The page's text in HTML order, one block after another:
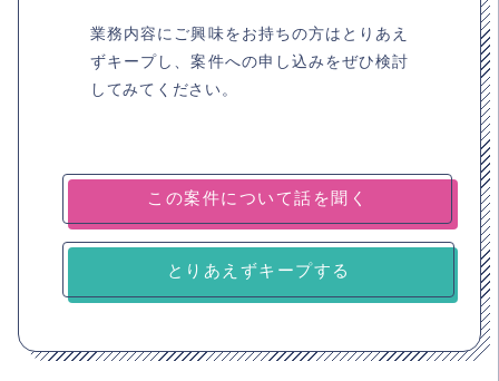
業務内容にご興味をお持ちの方はとりあえ
ずキープし、案件への申し込みをぜひ検討
してみてください。
とりあえずキープする